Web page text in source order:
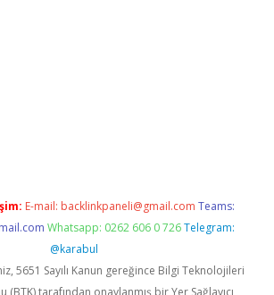
E-mail: backlinkpaneli@gmail.com Teams:
Whatsapp: 0262 606 0 726 Telegram:
@karabul
5651 Sayılı Kanun gereğince Bilgi Teknolojileri
(BTK) tarafından onaylanmış bir Yer Sağlayıcı